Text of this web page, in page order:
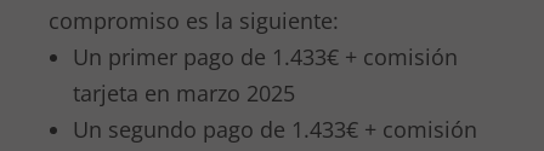
compromiso es la siguiente:
Un primer pago de 1.433€ + comisión
tarjeta en marzo 2025
Un segundo pago de 1.433€ + comisión